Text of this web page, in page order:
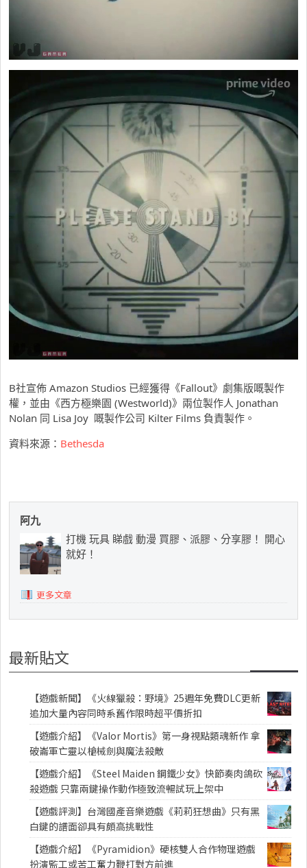
B社宣佈 Amazon Studios 已經獲得《Fallout》劇集版嘅製作
權，並由《西方極樂園 (Westworld)》兩位製作人 Jonathan
Nolan 同 Lisa Joy 嘅製作公司 Kilter Films 負責製作。
資料來源： Bethesda
阿九
打機 玩具 睇戲 動漫 買膠、派膠、分享膠！ 開心
就好！
更多文章
最新貼文
【遊戲新聞】《火線獵殺：野境》25週年免費DLC更新
追加大量內容同時系舊作限時超平價折扣
【遊戲介紹】《Valor Mortis》第一身視點類魂新作 拿
破崙軍亡靈以槍械劍與魔法殺敵
【遊戲介紹】《Steel Maiden 鋼鐵少女》快節奏肉鴿砍
殺遊戲 只靠兩鍵操作動作極致流暢試玩上架中
【遊戲評測】台灣國產音樂遊戲《莉莉狂想曲》只有黑
白鍵的譜面卻具有頗高挑戰性
【遊戲介紹】《Pyramidion》硬核雙人合作物理遊戲
扮演監工或苦工奮力鞭打對方前進